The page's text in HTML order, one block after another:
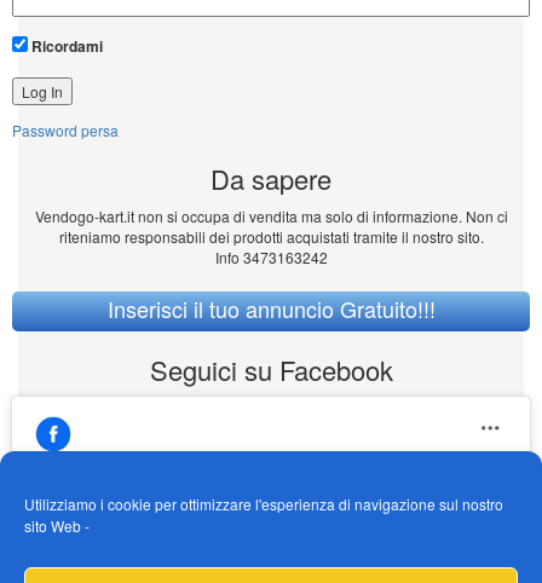
Utilizziamo i cookie per ottimizzare l'esperienza di navigazione sul nostro
sito Web -
Ricordami
Password persa
Da sapere
Vendogo-kart.it non si occupa di vendita ma solo di informazione. Non ci
riteniamo responsabili dei prodotti acquistati tramite il nostro sito.
Info 3473163242
Inserisci il tuo annuncio Gratuito!!!
Seguici su Facebook
https://www.facebook.com/Vendogokartit/
Fai clic per accettare i cookie marketing e